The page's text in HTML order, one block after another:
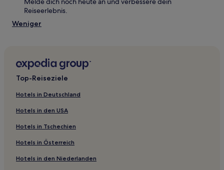
Reiseerlebnis.
Weniger
Top-Reiseziele
Hotels in Deutschland
Hotels in den USA
Hotels in Tschechien
Hotels in Österreich
Hotels in den Niederlanden